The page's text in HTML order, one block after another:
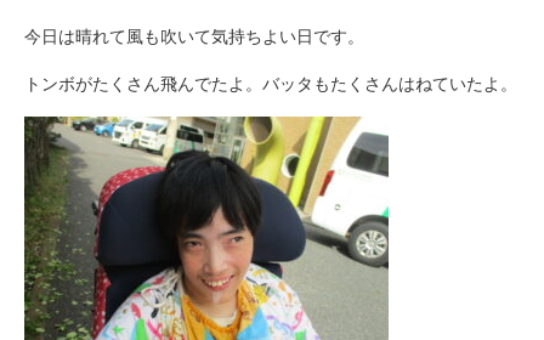
今日は晴れて風も吹いて気持ちよい日です。
トンボがたくさん飛んでたよ。バッタもたくさんはねていたよ。